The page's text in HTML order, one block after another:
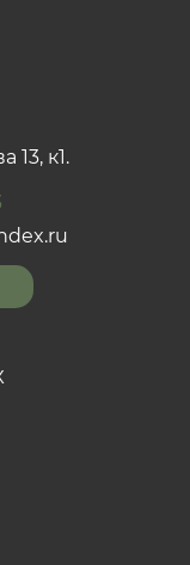
13, к1.